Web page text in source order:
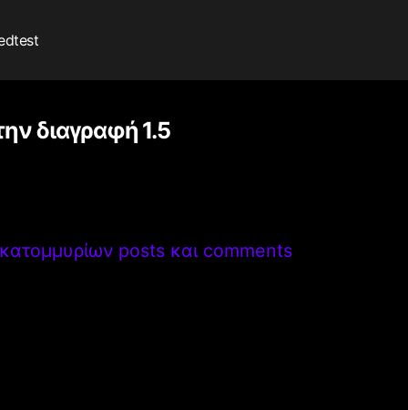
διαγραφή 1.5
posts και comments